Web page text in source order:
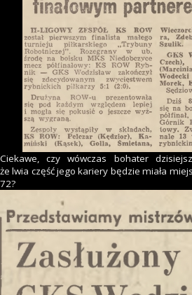
Ciekawe, czy wówczas bohater
że lwia część jego kariery będzie miała
72?